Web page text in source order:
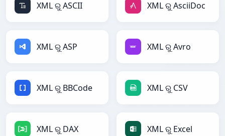
XML ରୁ ASCII XML ରୁ AsciiDoc
XML ରୁ ASP XML ରୁ Avro
XML ରୁ BBCode XML ରୁ CSV
XML ରୁ DAX XML ରୁ Excel